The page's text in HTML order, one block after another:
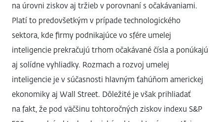
na úrovni ziskov aj tržieb v porovnaní s očakávaniami.
Platí to predovšetkým v prípade technologického
sektora, kde firmy podnikajúce vo sfére umelej
inteligencie prekračujú trhom očakávané čísla a ponúkajú
aj solídne vyhliadky. Rozmach a rozvoj umelej
inteligencie je v súčasnosti hlavným ťahúňom americkej
ekonomiky aj Wall Street. Dôležité je však prihliadať
na fakt, že pod väčšinu tohtoročných ziskov indexu S&P